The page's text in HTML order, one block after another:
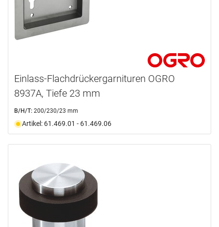
Einlass-Flachdrückergarnituren OGRO
8937A, Tiefe 23 mm
B/H/T: 200/230/23 mm
Artikel: 61.469.01 - 61.469.06